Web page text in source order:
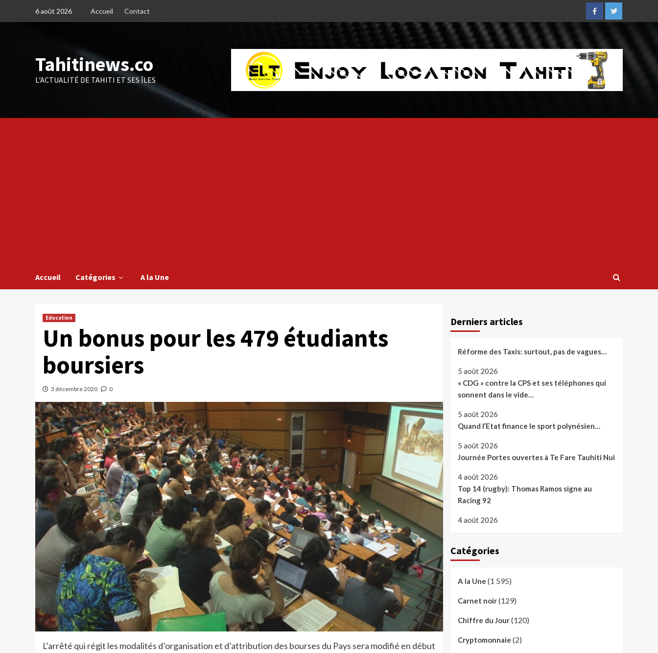
6 août 2026 Accueil Contact
FacebookTwitter
Tahitinews.co
L'ACTUALITÉ DE TAHITI ET SES ÎLES
Accueil Catégories A la Une
Education
Un bonus pour les 479 étudiants
boursiers
3 décembre 2020 0
L’arrêté qui régit les modalités d’organisation et d’attribution des bourses du Pays sera modifié en début
Derniers articles
Réforme des Taxis: surtout, pas de vagues…
5 août 2026
« CDG » contre la CPS et ses téléphones qui
sonnent dans le vide…
5 août 2026
Quand l’Etat finance le sport polynésien…
5 août 2026
Journée Portes ouvertes à Te Fare Tauhiti Nui
4 août 2026
Top 14 (rugby): Thomas Ramos signe au
Racing 92
4 août 2026
Catégories
A la Une (1 595)
Carnet noir(129)
Chiffre du Jour(120)
Cryptomonnaie (2)